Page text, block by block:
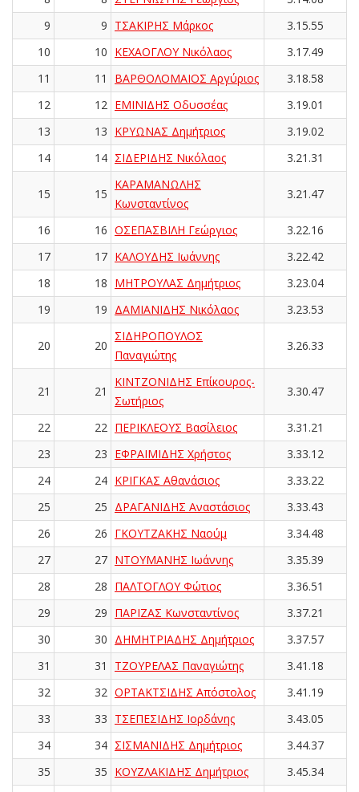
9
9 ΤΣΑΚΙΡΗΣ Μάρκος
3.15.55
10
10 ΚΕΧΑΟΓΛΟΥ Νικόλαος
3.17.49
11
11 ΒΑΡΘΟΛΟΜΑΙΟΣ Αργύριος
3.18.58
12
12 ΕΜΙΝΙΔΗΣ Οδυσσέας
3.19.01
13
13 ΚΡΥΩΝΑΣ Δημήτριος
3.19.02
14
14 ΣΙΔΕΡΙΔΗΣ Νικόλαος 3.21.31
15 15
ΚΑΡΑΜΑΝΩΛΗΣ
Κωνσταντίνος
3.21.47
16 16 ΟΣΕΠΑΣΒΙΛΗ Γεώργιος
3.22.16
17
17 ΚΑΛΟΥΔΗΣ Ιωάννης
3.22.42
18
18 ΜΗΤΡΟΥΛΑΣ Δημήτριος
3.23.04
19
19 ΔΑΜΙΑΝΙΔΗΣ Νικόλαος 3.23.53
20 20
ΣΙΔΗΡΟΠΟΥΛΟΣ
Παναγιώτης
3.26.33
21 21
ΚΙΝΤΖΟΝΙΔΗΣ Επίκουρος-
Σωτήριος
3.30.47
22 22 ΠΕΡΙΚΛΕΟΥΣ Βασίλειος
3.31.21
23
23 ΕΦΡΑΙΜΙΔΗΣ Χρήστος
3.33.12
24
24 ΚΡΙΓΚΑΣ Αθανάσιος
3.33.22
25
25 ΔΡΑΓΑΝΙΔΗΣ Αναστάσιος
3.33.43
26
26 ΓΚΟΥΤΖΑΚΗΣ Ναούμ
3.34.48
27
27 ΝΤΟΥΜΑΝΗΣ Ιωάννης
3.35.39
28
28 ΠΑΛΤΟΓΛΟΥ Φώτιος
3.36.51
29
29 ΠΑΡΙΖΑΣ Κωνσταντίνος
3.37.21
30
30 ΔΗΜΗΤΡΙΑΔΗΣ Δημήτριος
3.37.57
31
31 ΤΖΟΥΡΕΛΑΣ Παναγιώτης
3.41.18
32
32 ΟΡΤΑΚΤΣΙΔΗΣ Απόστολος
3.41.19
33
33 ΤΣΕΠΕΣΙΔΗΣ Ιορδάνης
3.43.05
34
34 ΣΙΣΜΑΝΙΔΗΣ Δημήτριος
3.44.37
35
35 ΚΟΥΖΛΑΚΙΔΗΣ Δημήτριος
3.45.34